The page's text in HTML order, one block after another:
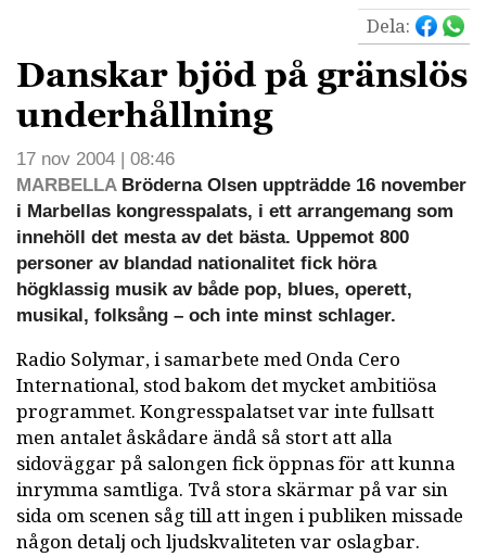
Dela:
Danskar bjöd på gränslös
underhållning
17 nov 2004 | 08:46
MARBELLABröderna Olsen uppträdde 16 november
i Marbellas kongresspalats, i ett arrangemang som
innehöll det mesta av det bästa. Uppemot 800
personer av blandad nationalitet fick höra
högklassig musik av både pop, blues, operett,
musikal, folksång – och inte minst schlager.
Radio Solymar, i samarbete med Onda Cero
International, stod bakom det mycket ambitiösa
programmet. Kongresspalatset var inte fullsatt
men antalet åskådare ändå så stort att alla
sidoväggar på salongen fick öppnas för att kunna
inrymma samtliga. Två stora skärmar på var sin
sida om scenen såg till att ingen i publiken missade
någon detalj och ljudskvaliteten var oslagbar.